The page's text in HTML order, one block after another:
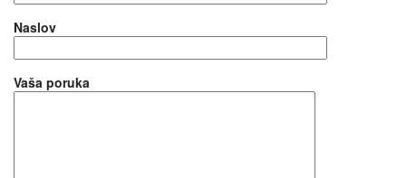
Naslov
Vaša poruka